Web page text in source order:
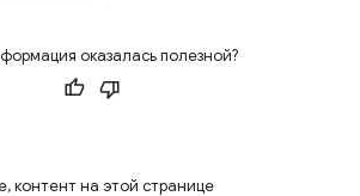
оказалась полезной?
контент на этой странице